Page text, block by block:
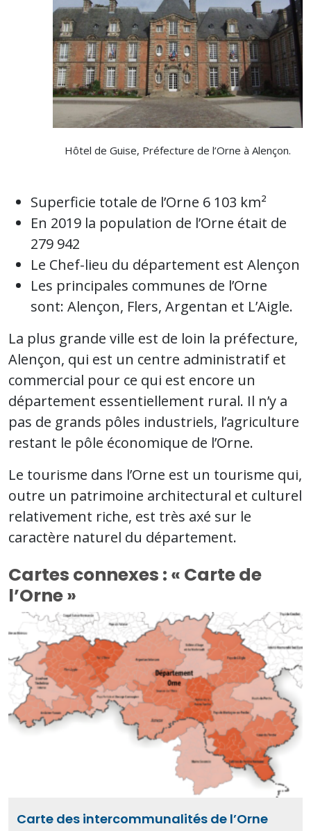
Hôtel de Guise, Préfecture de l’Orne à Alençon.
Superficie totale de l’Orne 6 103 km²
En 2019 la population de l’Orne était de
279 942
Le Chef-lieu du département est Alençon
Les principales communes de l’Orne
sont: Alençon, Flers, Argentan et L’Aigle.
La plus grande ville est de loin la préfecture,
Alençon, qui est un centre administratif et
commercial pour ce qui est encore un
département essentiellement rural. Il n’y a
pas de grands pôles industriels, l’agriculture
restant le pôle économique de l’Orne.
Le tourisme dans l’Orne est un tourisme qui,
outre un patrimoine architectural et culturel
relativement riche, est très axé sur le
caractère naturel du département.
Cartes connexes : « Carte de
l’Orne »
Carte des intercommunalités de l’Orne